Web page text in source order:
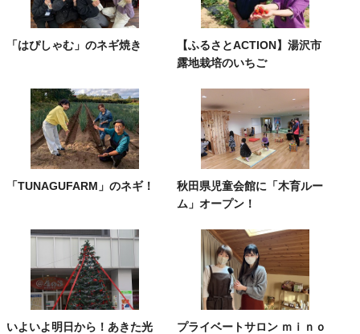
「はぴしゃむ」のネギ焼き
【ふるさとACTION】湯沢市
露地栽培のいちご
「TUNAGUFARM」のネギ！
秋田県児童会館に「木育ルー
ム」オープン！
いよいよ明日から！あきた光
プライベートサロン ｍｉｎｏ